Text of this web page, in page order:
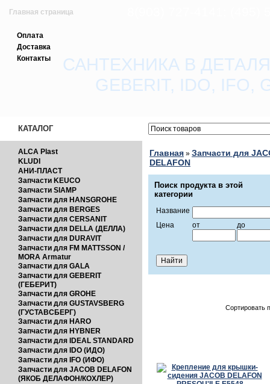
Главная страница
Зарегистрироваться
Вход с паролем
Оплата
Доставка
Контакты
САНТЕХНИКА В
GEBERIT, IDO, IFO,
КАТАЛОГ
ALCA Plast
KLUDI
АНИ-ПЛАСТ
Запчасти KEUCO
Запчасти SIAMP
Запчасти для HANSGROHE
Запчасти для BERGES
Запчасти для CERSANIT
Запчасти для DELLA (ДЕЛЛА)
Запчасти для DURAVIT
Запчасти для FM MATTSSON /
MORA Armatur
Запчасти для GALA
Запчасти для GEBERIT
(ГЕБЕРИТ)
Запчасти для GROHE
Запчасти для GUSTAVSBERG
(ГУСТАВСБЕРГ)
Запчасти для HARO
Запчасти для HYBNER
Запчасти для IDEAL STANDARD
Запчасти для IDO (ИДО)
Запчасти для IFO (ИФО)
Запчасти для JACOB DELAFON
(ЯКОБ ДЕЛАФОН/КОХЛЕР)
Главная » Запчасти для
DELAFON
Поиск продукта в этой
категории
Название
Цена
от до
Сортировать